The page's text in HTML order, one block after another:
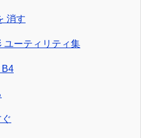
消す
ユーティリティ集
B4